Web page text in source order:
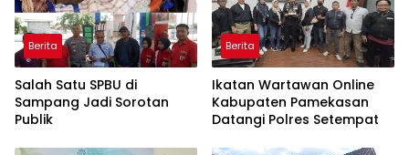
Berita
Salah Satu SPBU di
Sampang Jadi Sorotan
Publik
Berita
Ikatan Wartawan Online
Kabupaten Pamekasan
Datangi Polres Setempat